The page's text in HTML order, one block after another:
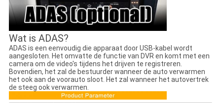
Wat is ADAS?
ADAS is een eenvoudig die apparaat door USB-kabel wordt
aangesloten. Het omvatte de functie van DVR en komt met een
camera om de video's tijdens het drijven te registreren.
Bovendien, het zal de bestuurder wanneer de auto verwarmen
het ook aan de voorauto sloot. Het zal wanneer het autovertrek
de steeg ook verwarmen.